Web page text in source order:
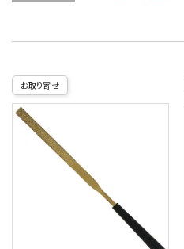
お取り寄せ